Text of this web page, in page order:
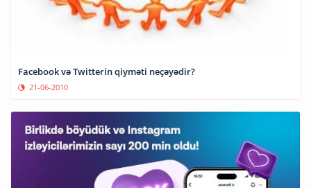
Facebook və Twitterin qiyməti neçəyədir?
21-06-2010